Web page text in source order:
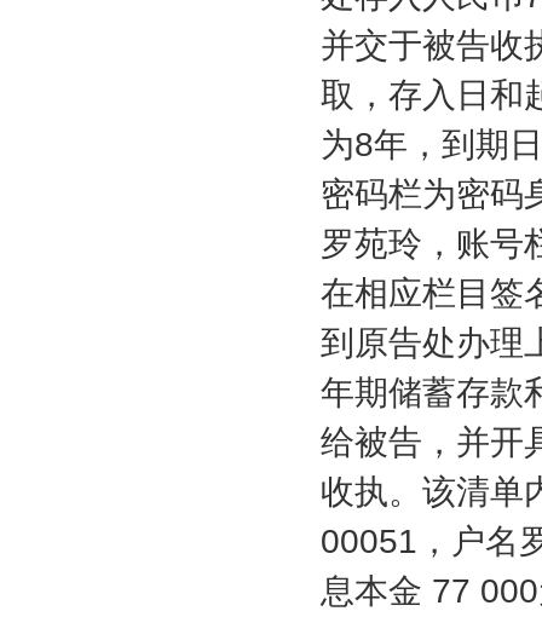
并交于被告收
取，存入日和
为8年，到期
密码栏为密码
罗苑玲，账号
在相应栏目签
到原告处办理
年期储蓄存款
给被告，并开
收执。该清单
00051 ，户名
息本金 77 000